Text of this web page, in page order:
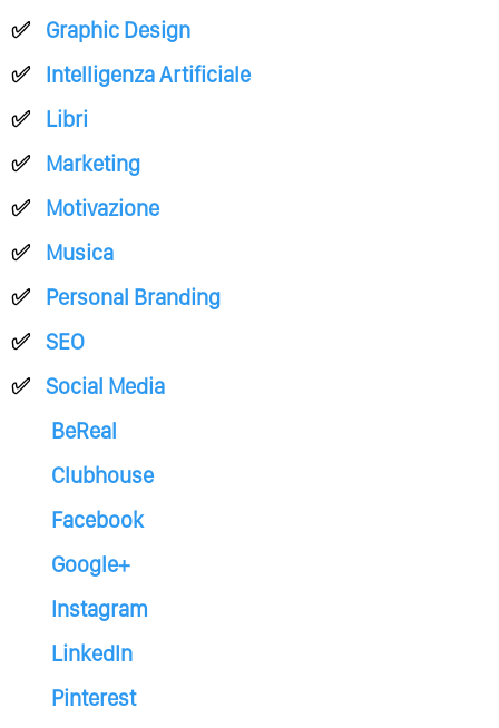
Graphic Design
Intelligenza Artificiale
Libri
Marketing
Motivazione
Musica
Personal Branding
SEO
Social Media
BeReal
Clubhouse
Facebook
Google+
Instagram
LinkedIn
Pinterest